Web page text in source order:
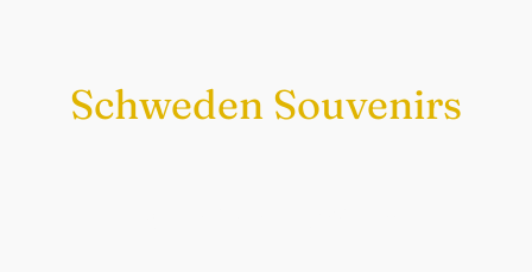
Schweden Souvenirs